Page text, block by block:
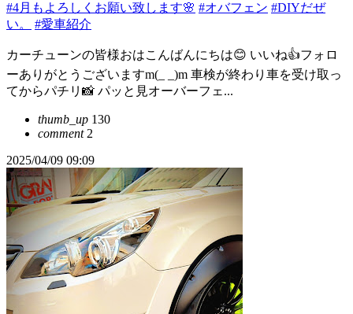
#4月もよろしくお願い致します🌸 #オバフェン #DIYだぜ
い。
#愛車紹介
カーチューンの皆様おはこんばんにちは😊 いいね👍️フォロ
ーありがとうございますm(_ _)m 車検が終わり車を受け取っ
てからパチリ📸 パッと見オーバーフェ...
thumb_up 130
comment2
2025/04/09 09:09